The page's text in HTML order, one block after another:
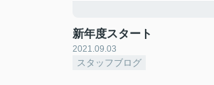
新年度スタート
2021.09.03
スタッフブログ